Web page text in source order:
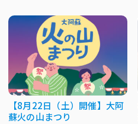
【8月22日（土）開催】大阿
蘇火の山まつり